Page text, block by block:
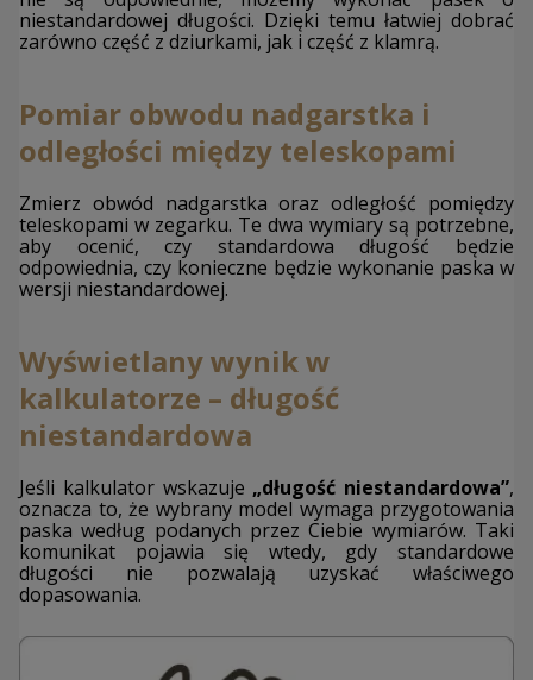
niestandardowej długości. Dzięki temu łatwiej dobrać
zarówno część z dziurkami, jak i część z klamrą.
Pomiar obwodu nadgarstka i
odległości między teleskopami
Zmierz obwód nadgarstka oraz odległość pomiędzy
teleskopami w zegarku. Te dwa wymiary są potrzebne,
aby ocenić, czy standardowa długość będzie
odpowiednia, czy konieczne będzie wykonanie paska w
wersji niestandardowej.
Wyświetlany wynik w
kalkulatorze – długość
niestandardowa
Jeśli kalkulator wskazuje „długość niestandardowa”,
oznacza to, że wybrany model wymaga przygotowania
paska według podanych przez Ciebie wymiarów. Taki
komunikat pojawia się wtedy, gdy standardowe
długości nie pozwalają uzyskać właściwego
dopasowania.